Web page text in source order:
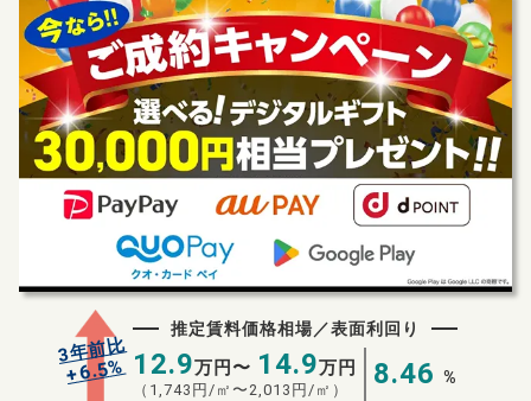
3年前比
+6.5%
推定賃料価格相場／表面利回り
12.9万円〜 14.9万円
（ 1,743 円/㎡〜2,013 円/㎡） 8.46 %